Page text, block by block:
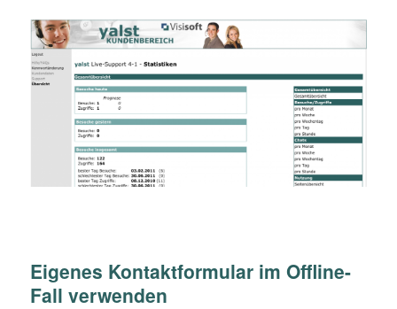
Eigenes Kontaktformular im Offline-
Fall verwenden